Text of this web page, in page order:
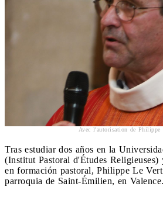
Avec l'autorisation de Philippe
Tras estudiar dos años en la
(Institut Pastoral d'Études
en formación pastoral, Philippe Le
parroquia de Saint-Émilien, en Valence.